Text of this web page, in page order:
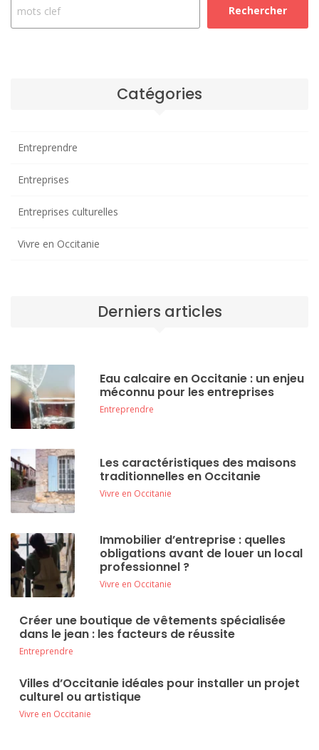
Rechercher
Catégories
Entreprendre
Entreprises
Entreprises culturelles
Vivre en Occitanie
Derniers articles
Eau calcaire en Occitanie : un enjeu
méconnu pour les entreprises
Entreprendre
Les caractéristiques des maisons
traditionnelles en Occitanie
Vivre en Occitanie
Immobilier d’entreprise : quelles
obligations avant de louer un local
professionnel ?
Vivre en Occitanie
Créer une boutique de vêtements spécialisée
dans le jean : les facteurs de réussite
Entreprendre
Villes d’Occitanie idéales pour installer un projet
culturel ou artistique
Vivre en Occitanie